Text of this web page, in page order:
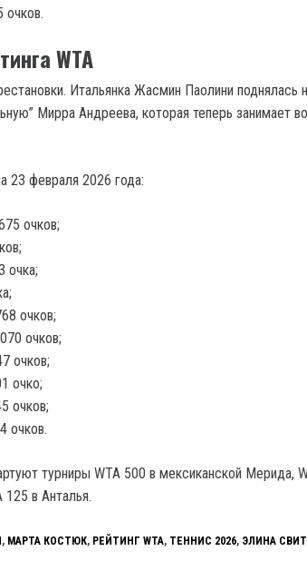
очков.
WTA
Итальянка Жасмин Паолини поднялась
Мирра Андреева, которая теперь занимает
23 февраля 2026 года:
очков;
очка;
очков;
очков;
очков;
очко;
очков;
очков.
турниры WTA 500 в мексиканской Мерида,
125 в Анталья.
, МАРТА КОСТЮК, РЕЙТИНГ WTA, ТЕННИС 2026, ЭЛИНА